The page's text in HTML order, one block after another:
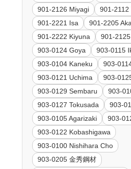
901-2126 Miyagi
901-2112
901-2221 Isa
901-2205
901-2222 Kiyuna
901-
903-0124 Goya
903-0115
903-0104 Kaneku
903-
903-0121 Uchima
903-
903-0129 Sembaru
903-
903-0127 Tokusada
903-
903-0105 Agarizaki
903-
903-0122 Kobashigawa
903-0100 Nishihara Cho
903-0205 金秀鋼材